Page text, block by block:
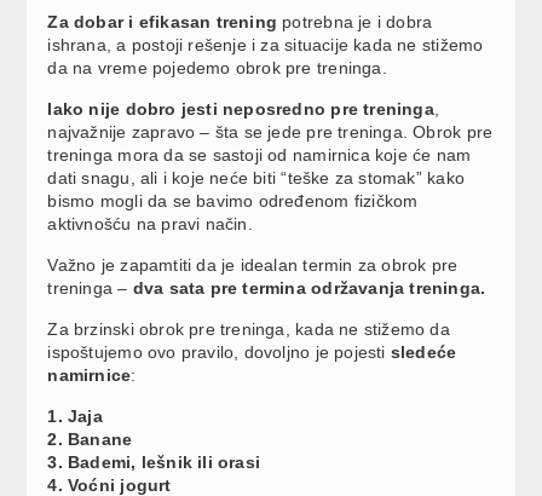
Za dobar i efikasan trening potrebna je i dobra
ishrana, a postoji rešenje i za situacije kada ne stižemo
da na vreme pojedemo obrok pre treninga.
Iako nije dobro jesti neposredno pre treninga,
najvažnije zapravo – šta se jede pre treninga. Obrok pre
treninga mora da se sastoji od namirnica koje će nam
dati snagu, ali i koje neće biti “teške za stomak” kako
bismo mogli da se bavimo određenom fizičkom
aktivnošću na pravi način.
Važno je zapamtiti da je idealan termin za obrok pre
treninga – dva sata pre termina održavanja treninga.
Za brzinski obrok pre treninga, kada ne stižemo da
ispoštujemo ovo pravilo, dovoljno je pojesti sledeće
namirnice:
1. Jaja
2. Banane
3. Bademi, lešnik ili orasi
4. Voćni jogurt